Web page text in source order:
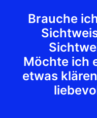
Brauche
Möchte ich
etwas